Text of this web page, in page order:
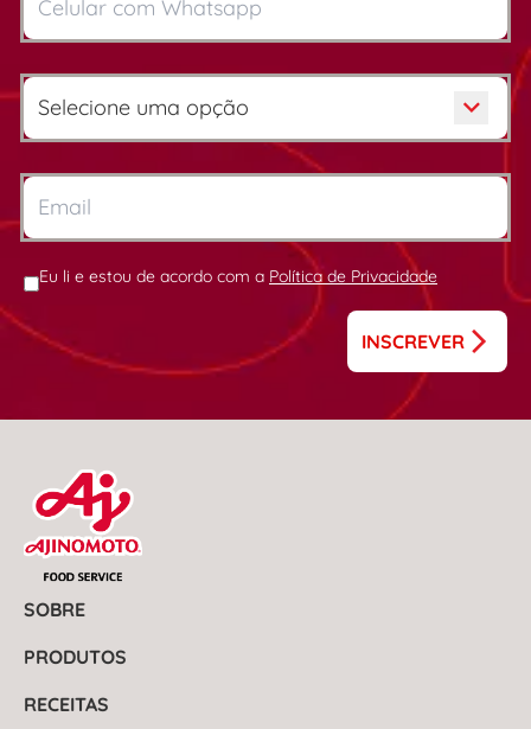
Eu li e estou de acordo com a Política de Privacidade
INSCREVER
SOBRE
PRODUTOS
RECEITAS